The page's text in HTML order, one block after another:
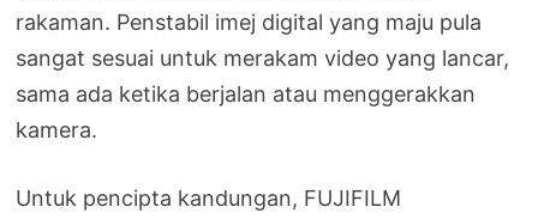
rakaman. Penstabil imej digital yang maju pula
sangat sesuai untuk merakam video yang lancar,
sama ada ketika berjalan atau menggerakkan
kamera.
Untuk pencipta kandungan, FUJIFILM